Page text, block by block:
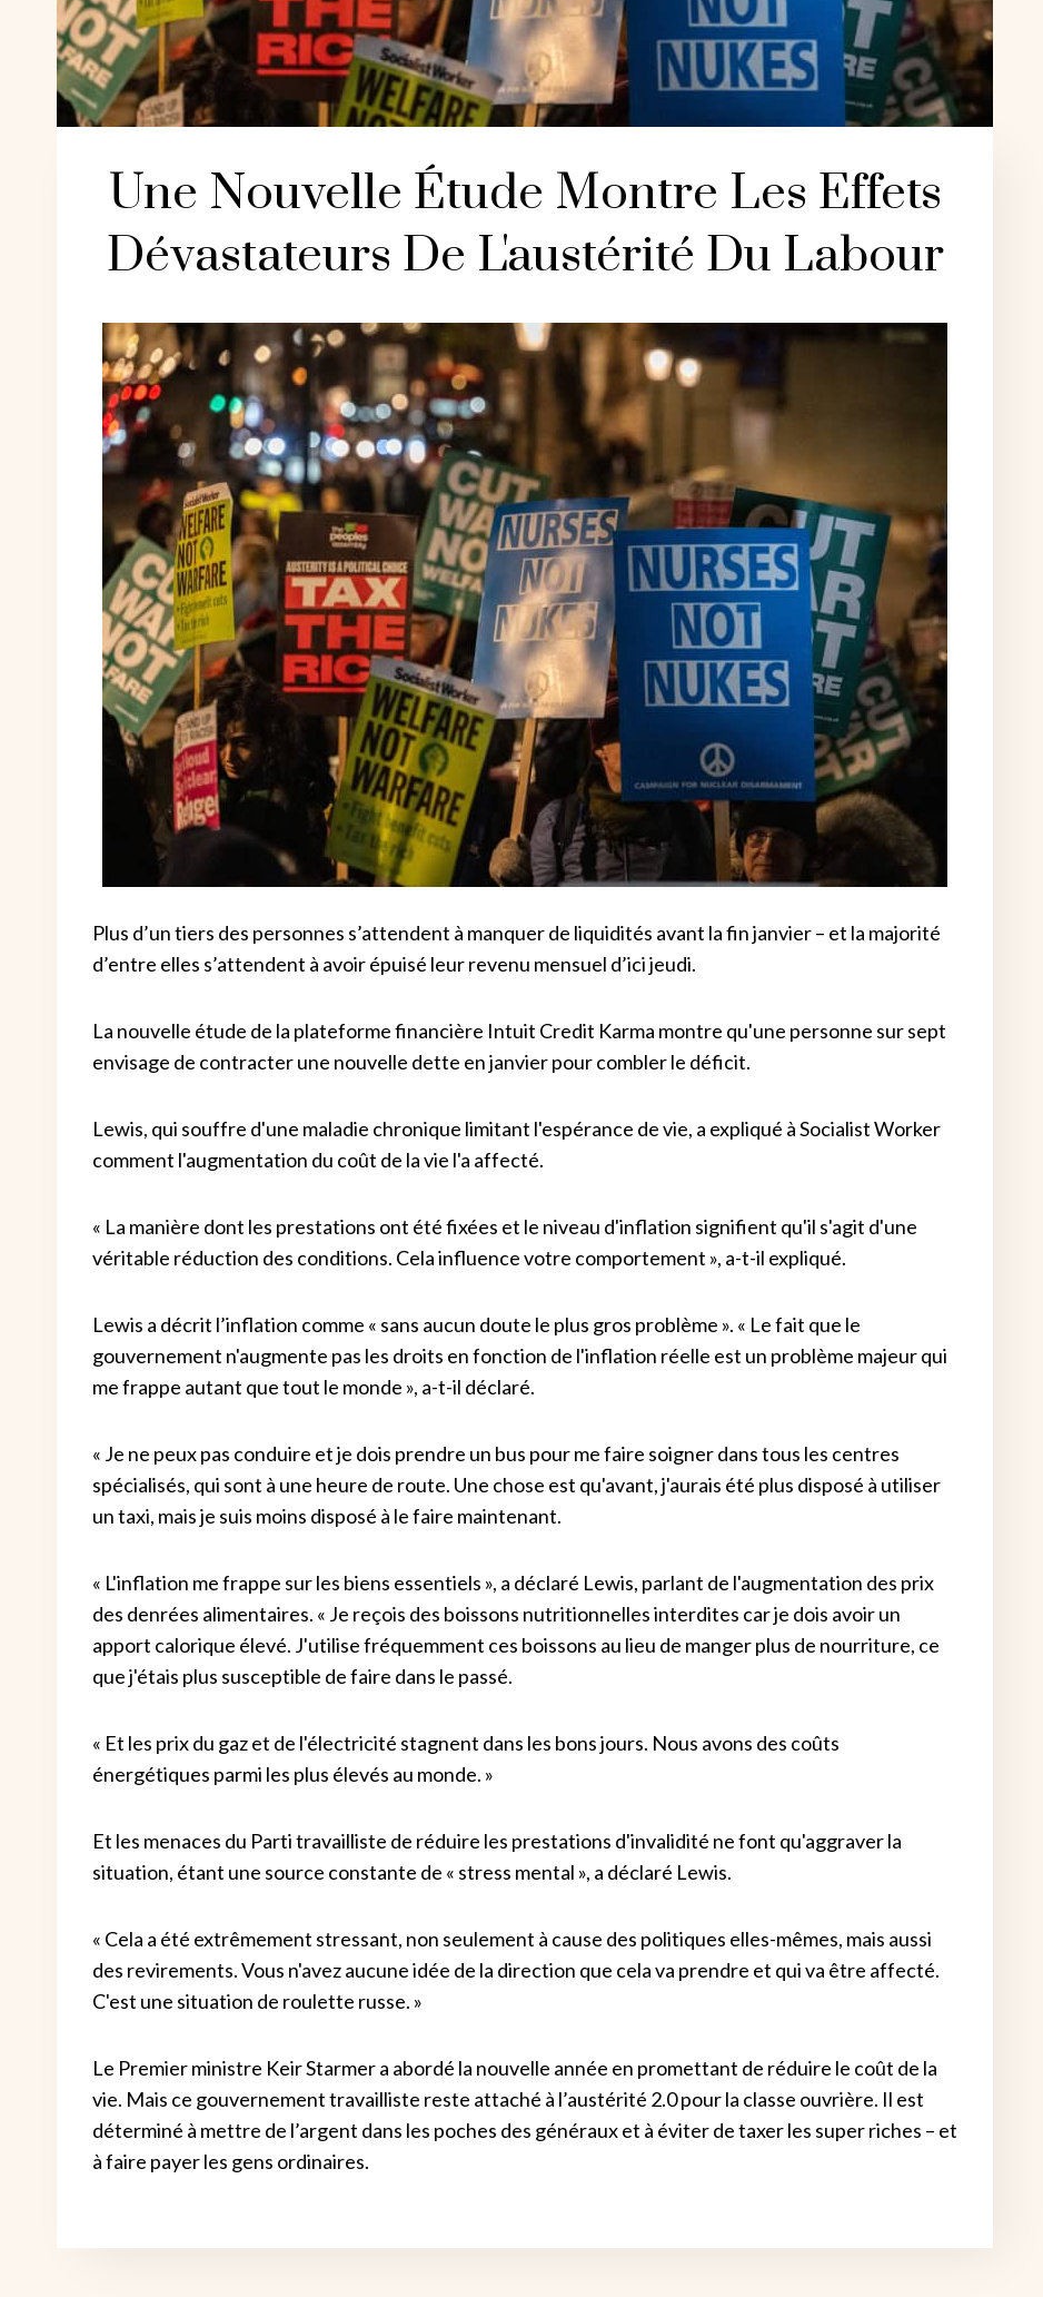
Une Nouvelle Étude Montre Les Effets
Dévastateurs De L'austérité Du Labour
Plus d’un tiers des personnes s’attendent à manquer de liquidités avant la fin janvier – et la majorité
d’entre elles s’attendent à avoir épuisé leur revenu mensuel d’ici jeudi.
La nouvelle étude de la plateforme financière Intuit Credit Karma montre qu'une personne sur sept
envisage de contracter une nouvelle dette en janvier pour combler le déficit.
Lewis, qui souffre d'une maladie chronique limitant l'espérance de vie, a expliqué à Socialist Worker
comment l'augmentation du coût de la vie l'a affecté.
« La manière dont les prestations ont été fixées et le niveau d'inflation signifient qu'il s'agit d'une
véritable réduction des conditions. Cela influence votre comportement », a-t-il expliqué.
Lewis a décrit l’inflation comme « sans aucun doute le plus gros problème ». « Le fait que le
gouvernement n'augmente pas les droits en fonction de l'inflation réelle est un problème majeur qui
me frappe autant que tout le monde », a-t-il déclaré.
« Je ne peux pas conduire et je dois prendre un bus pour me faire soigner dans tous les centres
spécialisés, qui sont à une heure de route. Une chose est qu'avant, j'aurais été plus disposé à utiliser
un taxi, mais je suis moins disposé à le faire maintenant.
« L'inflation me frappe sur les biens essentiels », a déclaré Lewis, parlant de l'augmentation des prix
des denrées alimentaires. « Je reçois des boissons nutritionnelles interdites car je dois avoir un
apport calorique élevé. J'utilise fréquemment ces boissons au lieu de manger plus de nourriture, ce
que j'étais plus susceptible de faire dans le passé.
« Et les prix du gaz et de l'électricité stagnent dans les bons jours. Nous avons des coûts
énergétiques parmi les plus élevés au monde. »
Et les menaces du Parti travailliste de réduire les prestations d'invalidité ne font qu'aggraver la
situation, étant une source constante de « stress mental », a déclaré Lewis.
« Cela a été extrêmement stressant, non seulement à cause des politiques elles-mêmes, mais aussi
des revirements. Vous n'avez aucune idée de la direction que cela va prendre et qui va être affecté.
C'est une situation de roulette russe. »
Le Premier ministre Keir Starmer a abordé la nouvelle année en promettant de réduire le coût de la
vie. Mais ce gouvernement travailliste reste attaché à l’austérité 2.0 pour la classe ouvrière. Il est
déterminé à mettre de l’argent dans les poches des généraux et à éviter de taxer les super riches – et
à faire payer les gens ordinaires.